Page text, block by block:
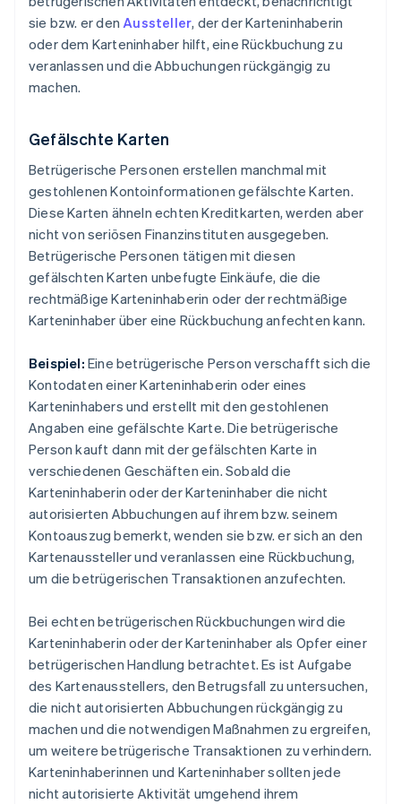
sie bzw. er denAussteller, der der Karteninhaberin
oder dem Karteninhaber hilft, eine Rückbuchung zu
veranlassen und die Abbuchungen rückgängig zu
machen.
Gefälschte Karten
Betrügerische Personen erstellen manchmal mit
gestohlenen Kontoinformationen gefälschte Karten.
Diese Karten ähneln echten Kreditkarten, werden aber
nicht von seriösen Finanzinstituten ausgegeben.
Betrügerische Personen tätigen mit diesen
gefälschten Karten unbefugte Einkäufe, die die
rechtmäßige Karteninhaberin oder der rechtmäßige
Karteninhaber über eine Rückbuchung anfechten kann.
Beispiel: Eine betrügerische Person verschafft sich die
Kontodaten einer Karteninhaberin oder eines
Karteninhabers und erstellt mit den gestohlenen
Angaben eine gefälschte Karte. Die betrügerische
Person kauft dann mit der gefälschten Karte in
verschiedenen Geschäften ein. Sobald die
Karteninhaberin oder der Karteninhaber die nicht
autorisierten Abbuchungen auf ihrem bzw. seinem
Kontoauszug bemerkt, wenden sie bzw. er sich an den
Kartenaussteller und veranlassen eine Rückbuchung,
um die betrügerischen Transaktionen anzufechten.
Bei echten betrügerischen Rückbuchungen wird die
Karteninhaberin oder der Karteninhaber als Opfer einer
betrügerischen Handlung betrachtet. Es ist Aufgabe
des Kartenausstellers, den Betrugsfall zu untersuchen,
die nicht autorisierten Abbuchungen rückgängig zu
machen und die notwendigen Maßnahmen zu ergreifen,
um weitere betrügerische Transaktionen zu verhindern.
Karteninhaberinnen und Karteninhaber sollten jede
nicht autorisierte Aktivität umgehend ihrem